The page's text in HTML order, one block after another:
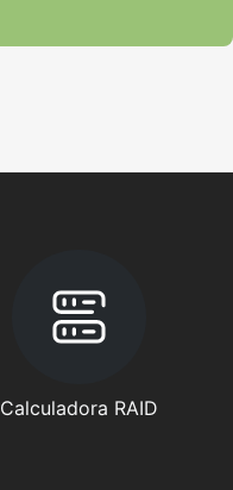
Calculadora RAID